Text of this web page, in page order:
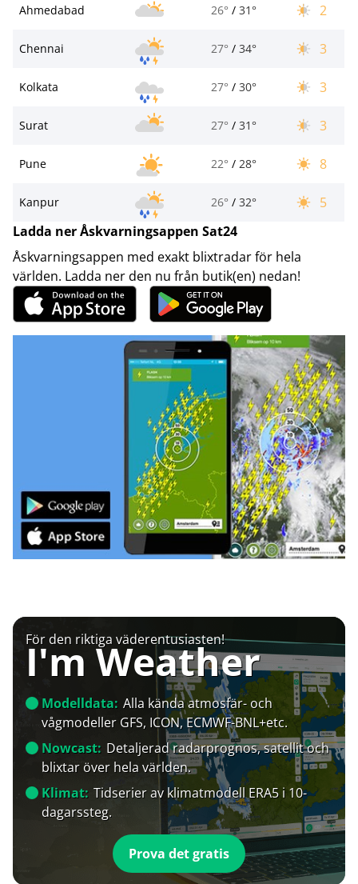
Ahmedabad 26° / 31° 2
Chennai 27° / 34° 3
Kolkata 27° / 30° 3
Surat 27° / 31° 3
Pune 22° / 28° 8
Kanpur 26° / 32°
5
Ladda ner Åskvarningsappen Sat24
Åskvarningsappen med exakt blixtradar för hela
världen. Ladda ner den nu från butik(en) nedan!
För den riktiga väderentusiasten!
I'm Weather
Modelldata: Alla kända atmosfär- och
vågmodeller GFS, ICON, ECMWF-BNL+etc.
Nowcast: Detaljerad radarprognos, satellit och
blixtar över hela världen.
Klimat: Tidserier av klimatmodell ERA5 i 10-
dagarssteg.
Prova det gratis